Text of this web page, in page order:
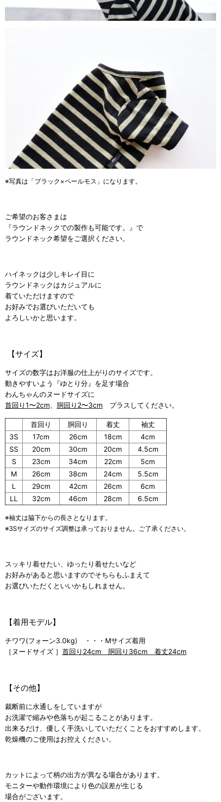
※写真は「ブラック×ペールモス」になります。
ご希望のお客さまは
『ラウンドネックでの製作も可能です。』で
ラウンドネック希望をご選択ください。
ハイネックは少しキレイ目に
ラウンドネックはカジュアルに
着ていただけますので
お好みでお選びいただいても
よろしいかと思います。
【サイズ】
サイズの数字はお洋服の仕上がりのサイズです。
動きやすいよう『ゆとり分』を足す場合
わんちゃんのヌードサイズに
首回り1〜2cm、 胴回り2〜3cm プラスしてください。
首回り 胴回り 着丈
袖丈
3S
17cm 26cm 18cm
4cm
SS
20cm 30cm 20cm
4.5cm
S
23cm 34cm 22cm
5cm
M
26cm 38cm 24cm
5.5cm
L
29cm 42cm 26cm
6cm
LL
32cm 46cm 28cm 6.5cm
※袖丈は脇下からの長さとなります。
※3Sサイズのサイズ調整は承っておりません。ご了承ください。
スッキリ着せたい、ゆったり着せたいなど
お好みがあると思いますのでそちらもふまえて
お選びいただくといいかもしれません。
【着用モデル】
チワワ(フォーン3.0kg) ・・・Mサイズ着用
［ヌードサイズ ］ 首回り24cm 胴回り36cm 着丈24cm
【その他】
裁断前に水通しをしていますが
お洗濯で縮みや色落ちが起こることがあります。
出来るだけ、優しく手洗いしていただくことをおすすめします。
乾燥機のご使用はお控えください。
カットによって柄の出方が異なる場合があります。
モニターや動作環境により色の誤差が生じる
場合がございます。